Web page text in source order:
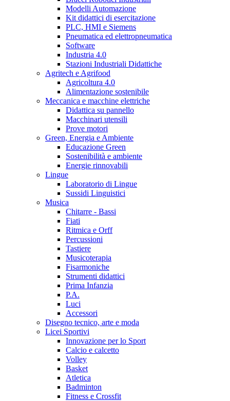
Modelli Automazione
Kit didattici di esercitazione
PLC, HMI e Siemens
Pneumatica ed elettropneumatica
Software
Industria 4.0
Stazioni Industriali Didattiche
Agritech e Agrifood
Agricoltura 4.0
Alimentazione sostenibile
Meccanica e macchine elettriche
Didattica su pannello
Macchinari utensili
Prove motori
Green, Energia e Ambiente
Educazione Green
Sostenibilità e ambiente
Energie rinnovabili
Lingue
Laboratorio di Lingue
Sussidi Linguistici
Musica
Chitarre - Bassi
Fiati
Ritmica e Orff
Percussioni
Tastiere
Musicoterapia
Fisarmoniche
Strumenti didattici
Prima Infanzia
P.A.
Luci
Accessori
Disegno tecnico, arte e moda
Licei Sportivi
Innovazione per lo Sport
Calcio e calcetto
Volley
Basket
Atletica
Badminton
Fitness e Crossfit